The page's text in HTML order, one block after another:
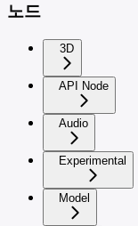
노드
3D
API Node
Audio
Experimental
Model